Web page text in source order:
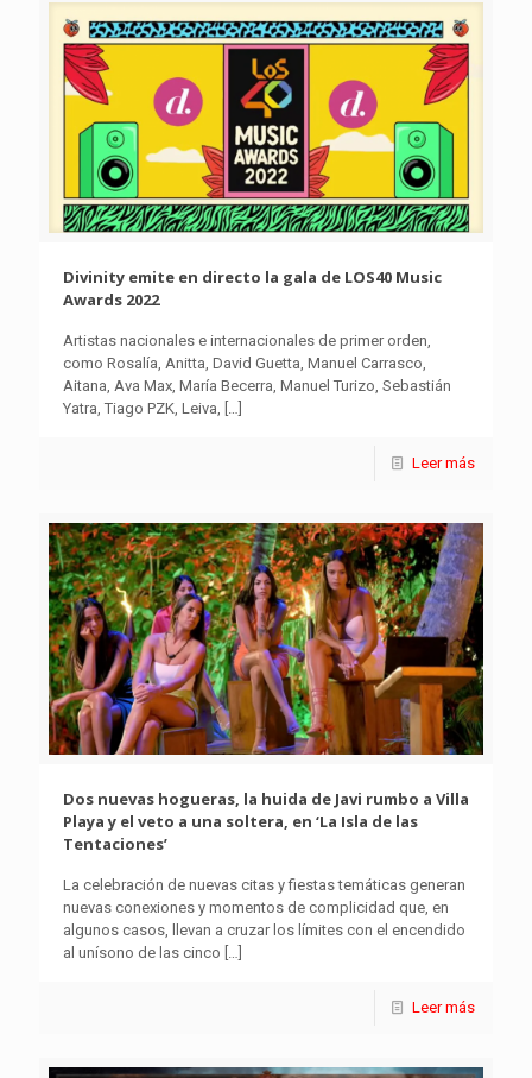
Divinity emite en directo la gala de LOS40 Music
Awards 2022
Artistas nacionales e internacionales de primer orden,
como Rosalía, Anitta, David Guetta, Manuel Carrasco,
Aitana, Ava Max, María Becerra, Manuel Turizo, Sebastián
Yatra, Tiago PZK, Leiva, […]
Leer más
Dos nuevas hogueras, la huida de Javi rumbo a Villa
Playa y el veto a una soltera, en ‘La Isla de las
Tentaciones’
La celebración de nuevas citas y fiestas temáticas generan
nuevas conexiones y momentos de complicidad que, en
algunos casos, llevan a cruzar los límites con el encendido
al unísono de las cinco […]
Leer más